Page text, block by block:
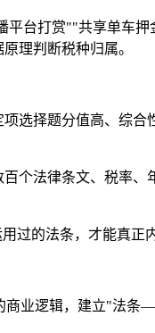
台打赏""共享单车
理判断税种归属。
选择题分值高、综
个法律条文、税率
过的法条，才能真正
商业逻辑，建立"法条